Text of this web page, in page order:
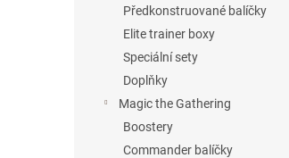
Předkonstruované balíčky
Elite trainer boxy
Speciální sety
Doplňky
Magic the Gathering
Boostery
Commander balíčky